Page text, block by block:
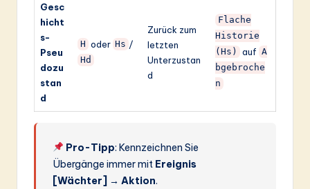
Gesc
hicht
s-
Pseu
dozu
stan
d
H oder Hs /
Hd
Zurück zum
letzten
Unterzustan
d
Flache
Historie
(Hs)
auf A
bgebroche
n
Pro-Tipp: Kennzeichnen Sie
Übergänge immer mit Ereignis
[Wächter] → Aktion.